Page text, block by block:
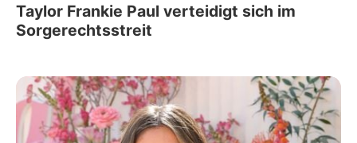
Taylor Frankie Paul verteidigt sich im
Sorgerechtsstreit